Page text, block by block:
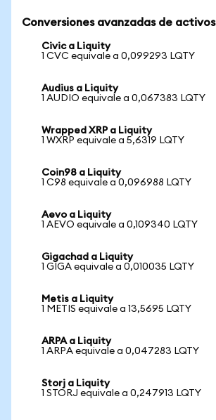
Conversiones avanzadas de activos
Civic a Liquity
1 CVC equivale a 0,099293 LQTY
Audius a Liquity
1 AUDIO equivale a 0,067383 LQTY
Wrapped XRP a Liquity
1 WXRP equivale a 5,6319 LQTY
Coin98 a Liquity
1 C98 equivale a 0,096988 LQTY
Aevo a Liquity
1 AEVO equivale a 0,109340 LQTY
Gigachad a Liquity
1 GIGA equivale a 0,010035 LQTY
Metis a Liquity
1 METIS equivale a 13,5695 LQTY
ARPA a Liquity
1 ARPA equivale a 0,047283 LQTY
Storj a Liquity
1 STORJ equivale a 0,247913 LQTY